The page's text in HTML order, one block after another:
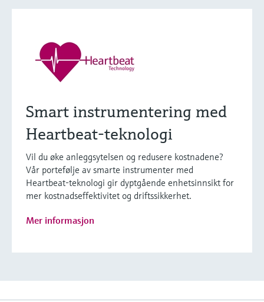
Smart instrumentering med
Heartbeat-teknologi
Vil du øke anleggsytelsen og redusere kostnadene?
Vår portefølje av smarte instrumenter med
Heartbeat-teknologi gir dyptgående enhetsinnsikt for
mer kostnadseffektivitet og driftssikkerhet.
Mer informasjon